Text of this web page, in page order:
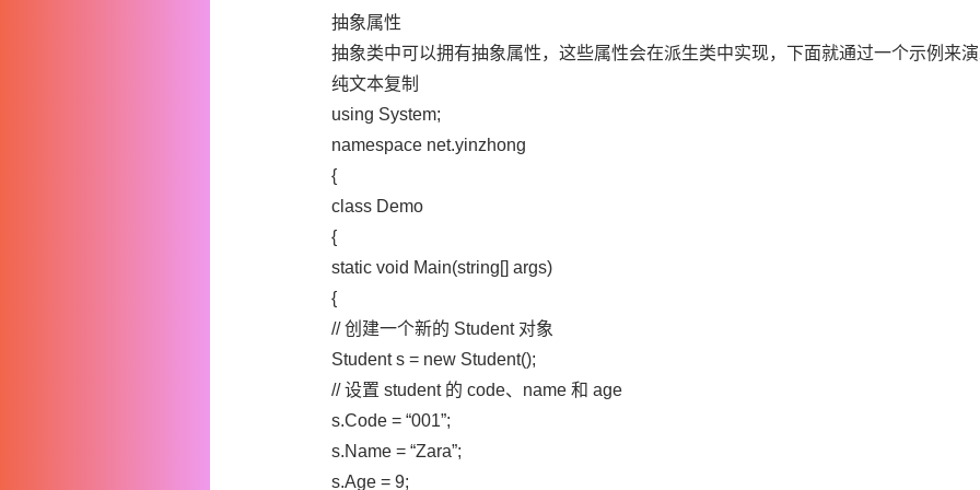
抽象属性
抽象类中可以拥有抽象属性，这些属性会在派生类中实现，下面就通过一个示例来
纯文本复制
using System;
namespace net.yinzhong
{
class Demo
{
static void Main(string[] args)
{
// 创建一个新的 Student 对象
Student s = new Student();
// 设置 student 的 code、name 和 age
s.Code = “001”;
s.Name = “Zara”;
s.Age = 9;